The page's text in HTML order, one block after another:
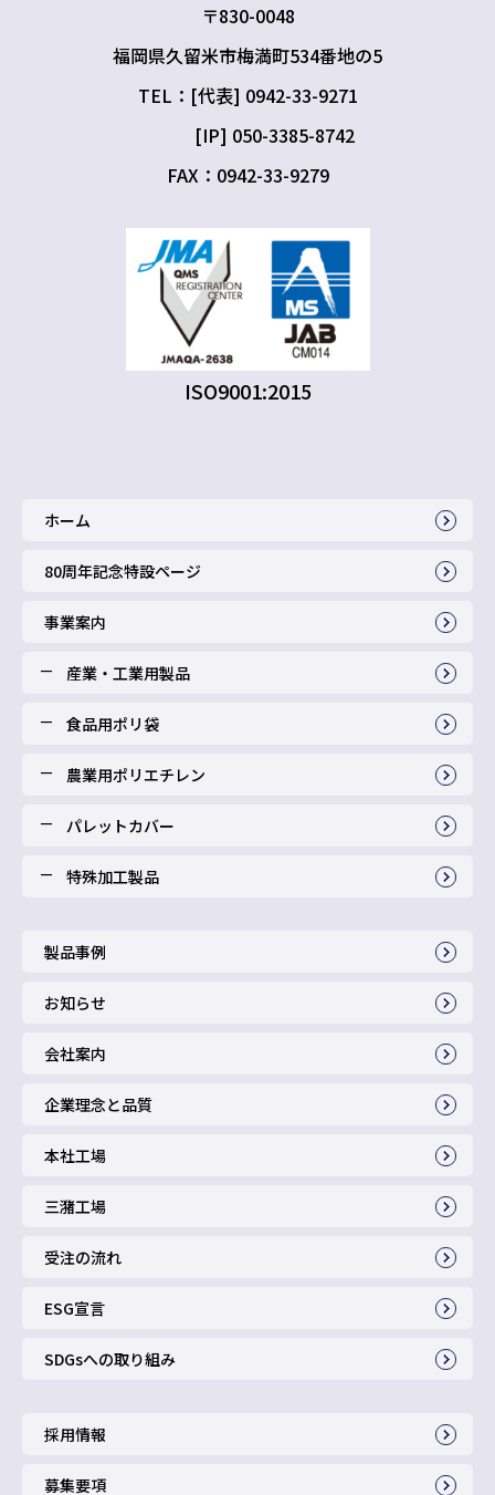
〒830-0048
福岡県久留米市梅満町534番地の5
TEL：[代表] 0942-33-9271
[IP] 050-3385-8742
FAX：0942-33-9279
ISO9001:2015
ホーム
80周年記念特設ページ
事業案内
産業・工業用製品
食品用ポリ袋
農業用ポリエチレン
パレットカバー
特殊加工製品
製品事例
お知らせ
会社案内
企業理念と品質
本社工場
三潴工場
受注の流れ
ESG宣言
SDGsへの取り組み
採用情報
募集要項